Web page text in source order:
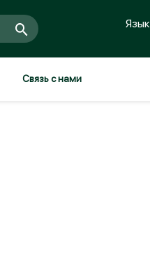
Язык
Связь с нами